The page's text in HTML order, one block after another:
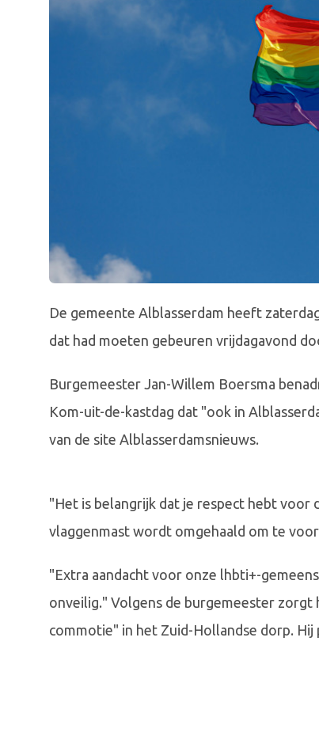
De gemeente Alblasserdam heeft
dat had moeten gebeuren vrijdagavond
Burgemeester Jan-Willem Boersma
Kom-uit-de-kastdag dat "ook in
van de site Alblasserdamsnieuws.
"Het is belangrijk dat je respect hebt voor
vlaggenmast wordt omgehaald om te
"Extra aandacht voor onze lhbti+-
onveilig." Volgens de burgemeester
commotie" in het Zuid-Hollandse dorp.